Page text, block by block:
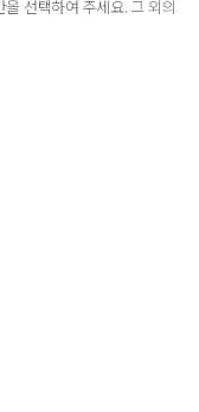
선택하여 주세요. 그 외의